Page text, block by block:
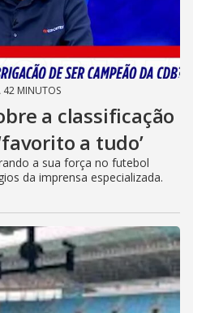
42 MINUTOS
a classificação
a tudo’
a sua força no futebol
da imprensa especializada.